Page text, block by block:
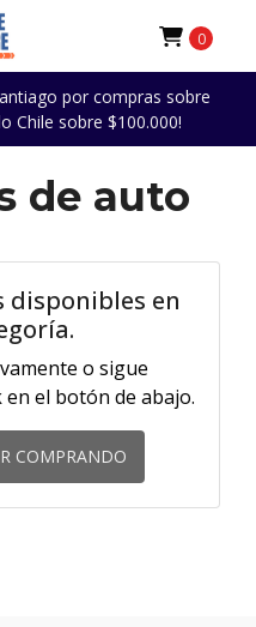
por compras sobre
Chile sobre $100.000!
0
de auto
disponibles en
o sigue
el botón de abajo.
COMPRANDO